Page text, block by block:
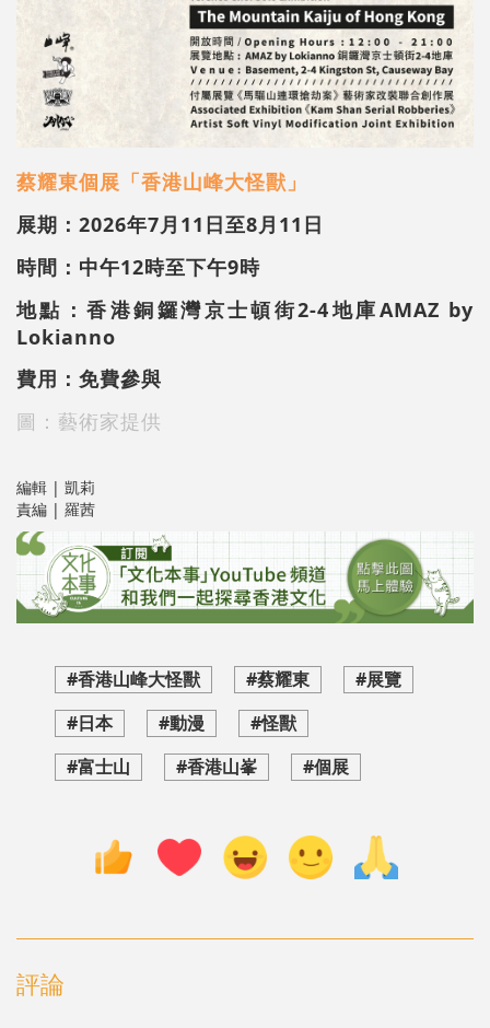
蔡耀東個展「香港山峰大怪獸」
展期：2026年7月11日至8月11日
時間：中午12時至下午9時
地點：香港銅鑼灣京士頓街2-4地庫AMAZ by
Lokianno
費用：免費參與
圖：藝術家提供
編輯 | 凱莉
責編 | 羅茜
#香港山峰大怪獸 #蔡耀東
#展覽
#日本
#動漫
#怪獸
#富士山
#香港山峯 #個展
評論